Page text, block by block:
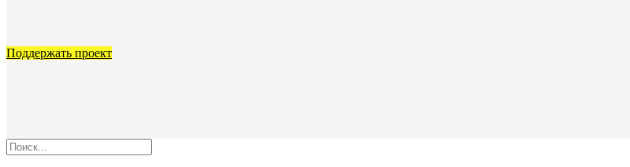
Поддержать проект